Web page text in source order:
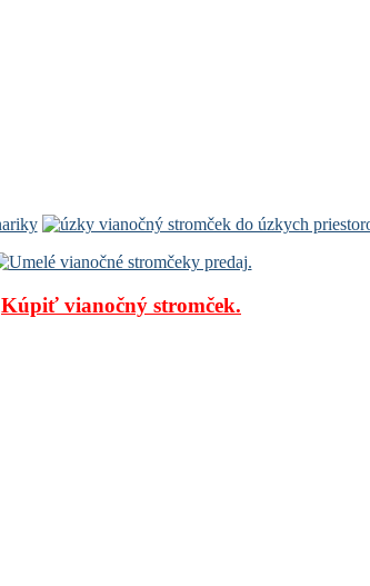
Kúpiť vianočný stromček.